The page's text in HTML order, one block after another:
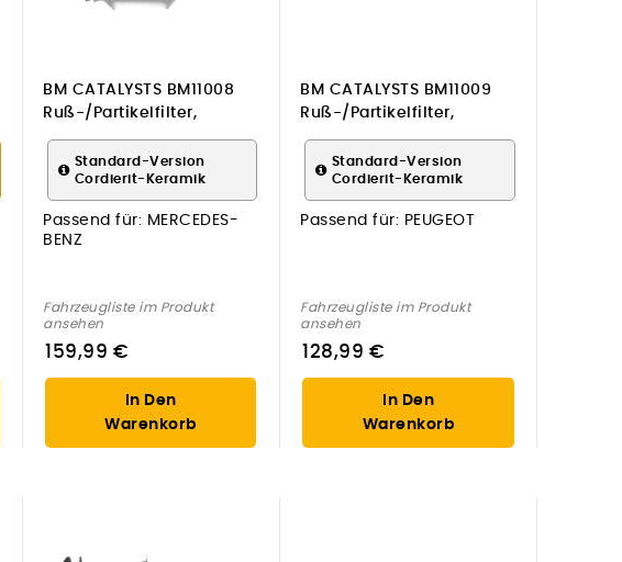
BM CATALYSTS BM11008
Ruß-/Partikelfilter,
Abgasanlage für
MERCEDES-BENZ
Standard-Version
Cordierit-Keramik
Passend für: MERCEDES-
BENZ
Fahrzeugliste im Produkt
ansehen
159,99 €
In Den
Warenkorb
BM CATALYSTS BM11009
Ruß-/Partikelfilter,
Abgasanlage für PEUGEOT
Standard-Version
Cordierit-Keramik
Passend für: PEUGEOT
Fahrzeugliste im Produkt
ansehen
128,99 €
In Den
Warenkorb